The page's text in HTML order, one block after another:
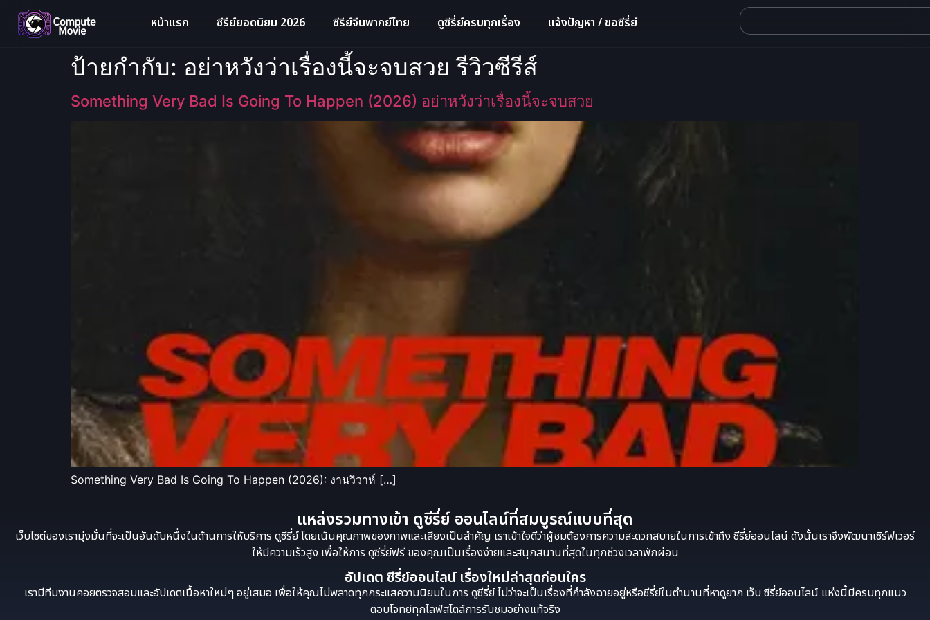
หน้าแรก ซีรีย์ยอดนิยม 2026 ซีรีย์จีนพากย์ไทย ดูซีรี่ย์ครบทุกเรื่อง แจ้งปัญหา / ขอซีรี่ย์
ป้ายกำกับ: อย่าหวังว่าเรื่องนี้จะจบสวย รีวิวซีรีส์
Something Very Bad Is Going To Happen (2026) อย่าหวังว่าเรื่องนี้จะจบสวย
Something Very Bad Is Going To Happen (2026): งานวิวาห์ […]
แหล่งรวมทางเข้า ดูซีรี่ย์ ออนไลน์ที่สมบูรณ์แบบที่สุด
เว็บไซต์ของเรามุ่งมั่นที่จะเป็นอันดับหนึ่งในด้านการให้บริการ ดูซีรี่ย์ โดยเน้นคุณภาพของภาพและเสียงเป็นสำคัญ เราเข้าใจดีว่าผู้ชมต้องการความสะดวกสบายในการเข้าถึง ซีรี่ย์ออนไลน์ ดังนั้นเราจึงพัฒนาเซิร์ฟเวอร์
ให้มีความเร็วสูง เพื่อให้การ ดูซีรี่ย์ฟรี ของคุณเป็นเรื่องง่ายและสนุกสนานที่สุดในทุกช่วงเวลาพักผ่อน
อัปเดต ซีรี่ย์ออนไลน์ เรื่องใหม่ล่าสุดก่อนใคร
เรามีทีมงานคอยตรวจสอบและอัปเดตเนื้อหาใหม่ๆ อยู่เสมอ เพื่อให้คุณไม่พลาดทุกกระแสความนิยมในการ ดูซีรี่ย์ ไม่ว่าจะเป็นเรื่องที่กำลังฉายอยู่หรือซีรี่ย์ในตำนานที่หาดูยาก เว็บ ซีรี่ย์ออนไลน์ แห่งนี้มีครบทุกแนว
ตอบโจทย์ทุกไลฟ์สไตล์การรับชมอย่างแท้จริง